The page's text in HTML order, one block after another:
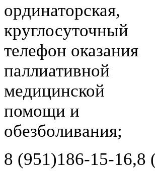
ординаторская,
круглосуточный
телефон оказания
паллиативной
медицинской
помощи и
обезболивания;
8 (951)186-15-16,8